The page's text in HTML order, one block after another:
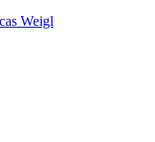
Weigl